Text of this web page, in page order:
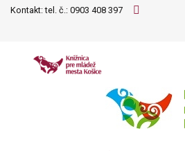
Kontakt: tel. č.: 0903 408 397